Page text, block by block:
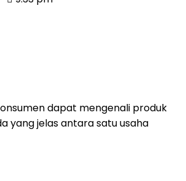
dapat mengenali produk
yang jelas antara satu usaha